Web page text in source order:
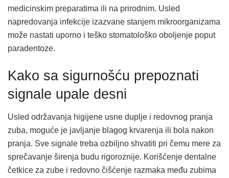
medicinskim preparatima ili na prirodnim. Usled
napredovanja infekcije izazvane stanjem mikroorganizama
može nastati uporno i teško stomatološko oboljenje poput
paradentoze.
Kako sa sigurnošću prepoznati
signale upale desni
Usled održavanja higijene usne duplje i redovnog pranja
zuba, moguće je javljanje blagog krvarenja ili bola nakon
pranja. Sve signale treba ozbiljno shvatiti pri čemu mere za
sprečavanje širenja budu rigoroznije. Korišćenje dentalne
četkice za zube i redovno čišćenje razmaka među zubima